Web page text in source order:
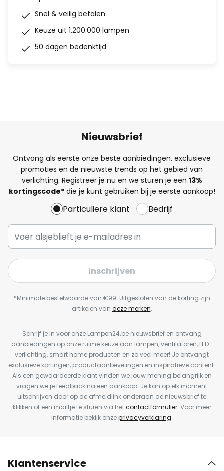
Snel & veilig betalen
Keuze uit 1.200.000 lampen
50 dagen bedenktijd
Nieuwsbrief
Ontvang als eerste onze beste aanbiedingen, exclusieve
promoties en de nieuwste trends op het gebied van
verlichting. Registreer je nu en we sturen je een 13%
kortingscode*die je kunt gebruiken bij je eerste aankoop!
Particuliere klant Bedrijf
Inschrijven
*Minimale bestelwaarde van €99. Uitgesloten van de korting zijn
artikelen van deze merken.
Schrijf je in voor onze Lampen24.be nieuwsbrief en ontvang
aanbiedingen op onze ruime keuze aan lampen, ventilatoren, LED-
verlichting, smart home producten en zo veel meer! Je ontvangt
exclusieve kortingen, productaanbevelingen en inspiratieve content.
Als een gewaardeerde klant vinden we jouw mening belangrijk en
vragen we je feedback na een aankoop. Je kan op elk moment
uitschrijven door op de afmeldlink onderaan de nieuwsbrief te
klikken of een mailtje te sturen via hetcontactformulier. Voor meer
informatie bekijk onzeprivacyverklaring.
Klantenservice